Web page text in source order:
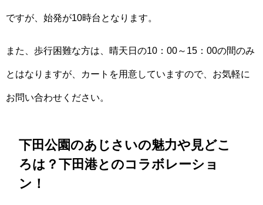
ですが、始発が10時台となります。
また、歩行困難な方は、晴天日の10：00～15：00の間のみ
とはなりますが、カートを用意していますので、お気軽に
お問い合わせください。
下田公園のあじさいの魅力や見どこ
ろは？下田港とのコラボレーショ
ン！